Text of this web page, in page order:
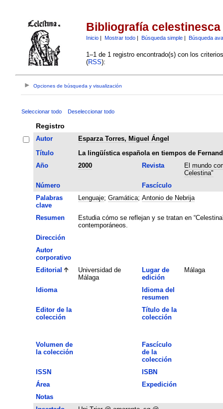
Bibliografía celestinesca
Inicio| Mostrar todo| Búsqueda simple| Búsqueda
1–1 de 1 registro encontrado(s) con los
(RSS):
Opciones de búsqueda y visualización
Seleccionar todo Deseleccionar todo
Registro
Autor
Esparza Torres, Miguel Ángel
Título
La lingüística española en tiempos de
Año
2000 Revista
El mundo
Celestina"
Número
Fascículo
Palabras
clave
Lenguaje; Gramática; Antonio de Nebrija
Resumen
Estudia cómo se reflejan y se tratan en
contemporáneos.
Dirección
Autor
corporativo
Editorial
Universidad de
Málaga
Lugar de
edición
Málaga
Idioma
Idioma del
resumen
Editor de la
colección
Título de la
colección
Volumen de
la colección
Fascículo
de la
colección
ISSN
ISBN
Área
Expedición
Notas